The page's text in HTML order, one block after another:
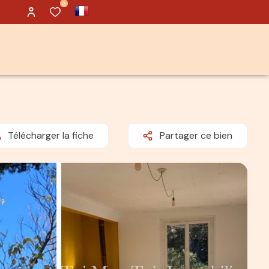
0
Télécharger la fiche Partager ce bien